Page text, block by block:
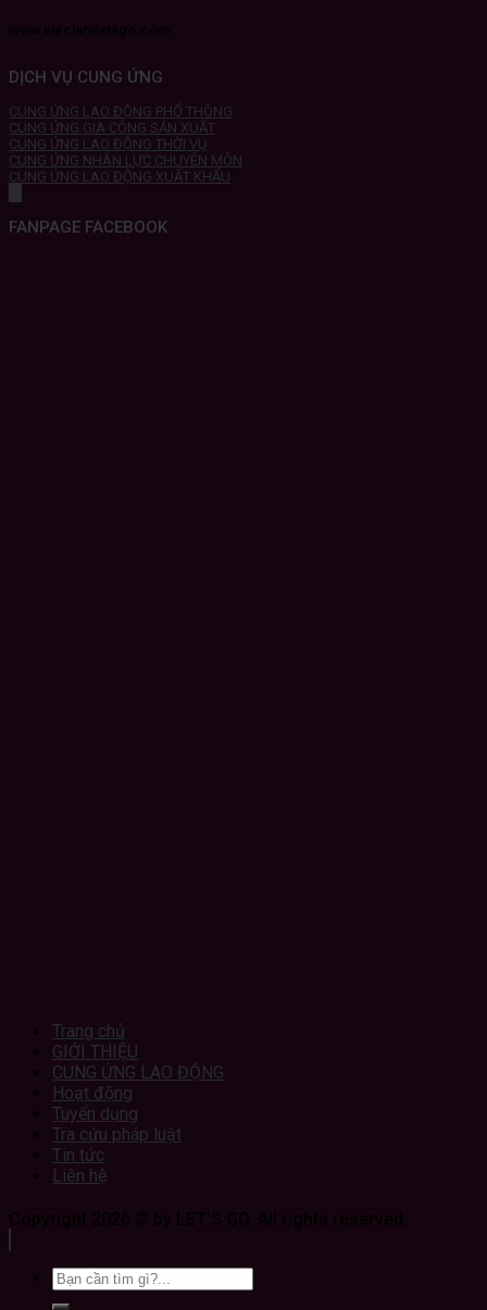
DỊCH VỤ CUNG ỨNG
CUNG ỨNG LAO ĐỘNG PHỔ THÔNG
CUNG ỨNG GIA CÔNG SẢN XUẤT
CUNG ỨNG LAO ĐỘNG THỜI VỤ
CUNG ỨNG NHÂN LỰC CHUYÊN MÔN
CUNG ỨNG LAO ĐỘNG XUẤT KHẨU
FANPAGE FACEBOOK
Trang chủ
GIỚI THIỆU
CUNG ỨNG LAO ĐỘNG
Hoạt động
Tuyển dụng
Tra cứu pháp luật
Tin tức
Liên hệ